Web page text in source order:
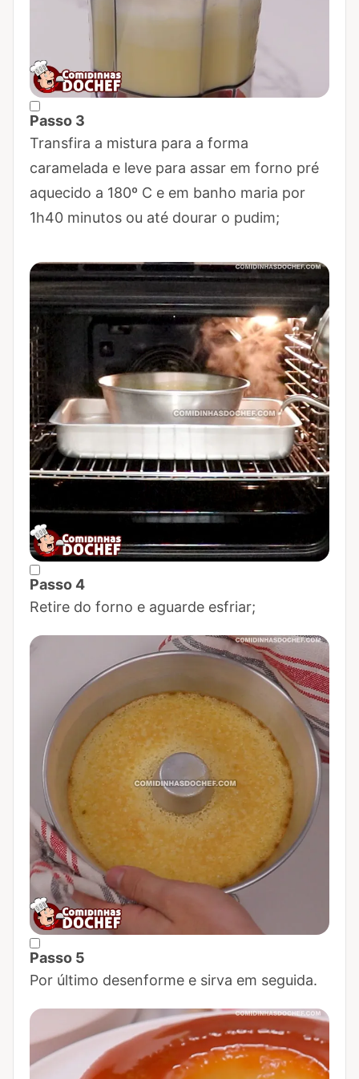
Passo 3
Marcar Passo 3 como concluído
Transfira a mistura para a forma
caramelada e leve para assar em forno pré
aquecido a 180º C e em banho maria por
1h40 minutos ou até dourar o pudim;
Passo 4
Marcar Passo 4 como concluído
Retire do forno e aguarde esfriar;
Passo 5
Marcar Passo 5 como concluído
Por último desenforme e sirva em seguida.